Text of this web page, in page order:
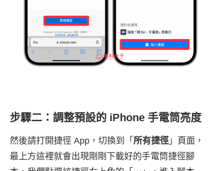
步驟二：調整預設的 iPhone 手電筒亮度
然後請打開捷徑 App，切換到「 所有捷徑 」頁面，
最上方這裡就會出現剛剛下載好的手電筒捷徑腳